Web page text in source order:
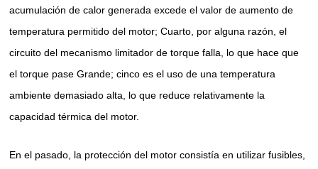
acumulación de calor generada excede el valor de aumento de
temperatura permitido del motor; Cuarto, por alguna razón, el
circuito del mecanismo limitador de torque falla, lo que hace que
el torque pase Grande; cinco es el uso de una temperatura
ambiente demasiado alta, lo que reduce relativamente la
capacidad térmica del motor.
En el pasado, la protección del motor consistía en utilizar fusibles,